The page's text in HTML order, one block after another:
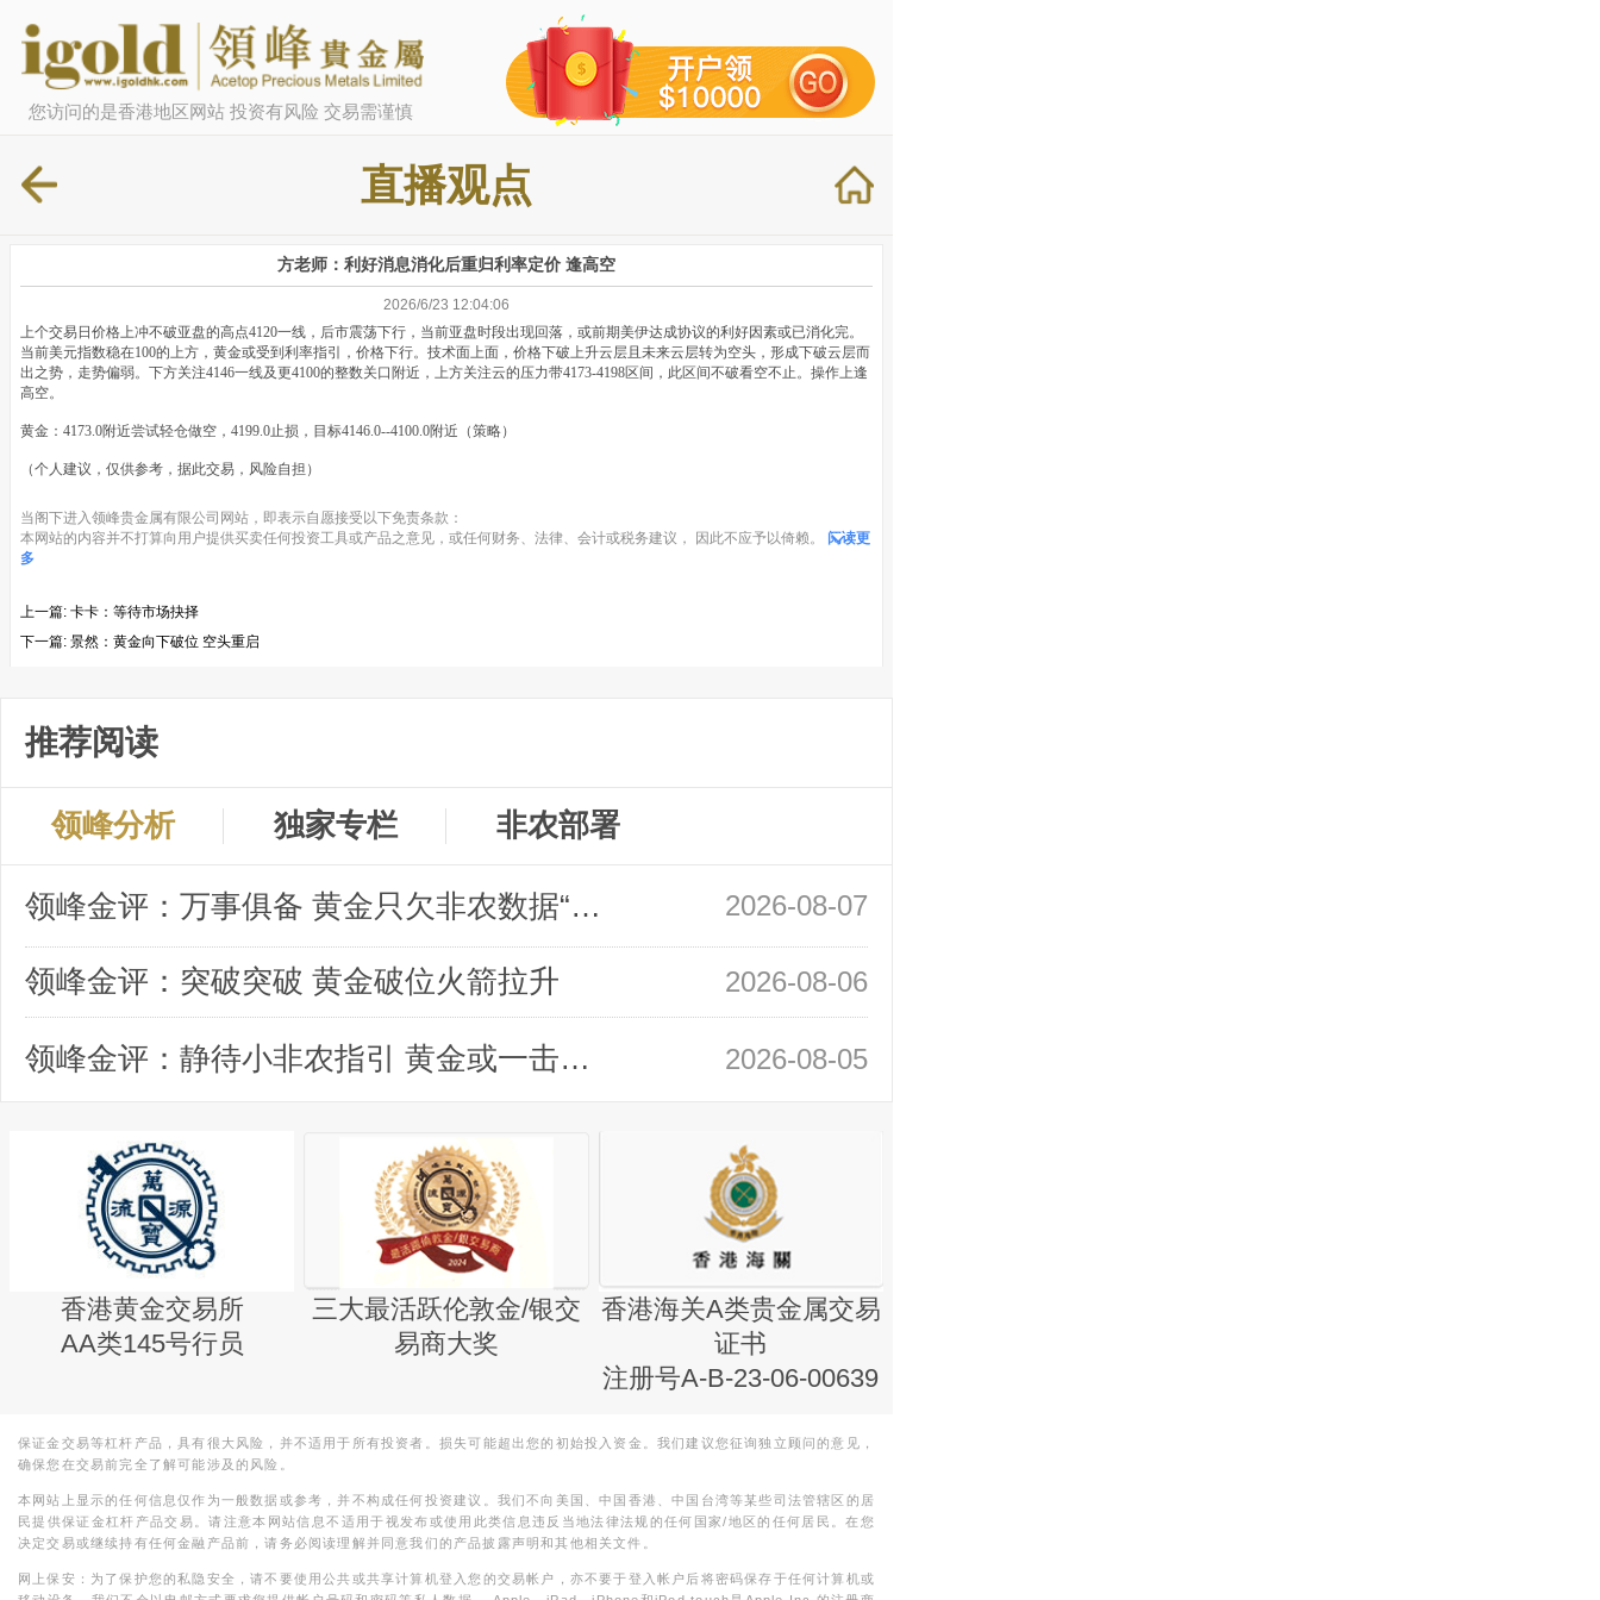
您访问的是香港地区网站 投资有风险 交易需谨慎
直播观点
方老师：利好消息消化后重归利率定价 逢高空
2026/6/23 12:04:06
上个交易日价格上冲不破亚盘的高点4120一线，后市震荡下行，当前亚盘时段出现回落，或前期美伊达成协议的利好因素或已消化完。
当前美元指数稳在100的上方，黄金或受到利率指引，价格下行。技术面上面，价格下破上升云层且未来云层转为空头，形成下破云层而
出之势，走势偏弱。下方关注4146一线及更4100的整数关口附近，上方关注云的压力带4173-4198区间，此区间不破看空不止。操作上逢
高空。
黄金：4173.0附近尝试轻仓做空，4199.0止损，目标4146.0--4100.0附近（策略）
（个人建议，仅供参考，据此交易，风险自担）
当阁下进入领峰贵金属有限公司网站，即表示自愿接受以下免责条款：
本网站的内容并不打算向用户提供买卖任何投资工具或产品之意见，或任何财务、法律、会计或税务建议， 因此不应予以倚赖。
阅读更
多
上一篇: 卡卡：等待市场抉择
下一篇: 景然：黄金向下破位 空头重启
推荐阅读
领峰分析 独家专栏 非农部署
领峰金评：万事俱备 黄金只欠非农数据“东风” 2026-08-07
领峰金评：突破突破 黄金破位火箭拉升 2026-08-06
领峰金评：静待小非农指引 黄金或一击破局 2026-08-05
香港黄金交易所
AA类145号行员
三大最活跃伦敦金/银交
易商大奖
香港海关A类贵金属交易
证书
注册号A-B-23-06-00639
保证金交易等杠杆产品，具有很大风险，并不适用于所有投资者。损失可能超出您的初始投入资金。我们建议您征询独立顾问的意见，
确保您在交易前完全了解可能涉及的风险。
本网站上显示的任何信息仅作为一般数据或参考，并不构成任何投资建议。我们不向美国、中国香港、中国台湾等某些司法管辖区的居
民提供保证金杠杆产品交易。请注意本网站信息不适用于视发布或使用此类信息违反当地法律法规的任何国家/地区的任何居民。在您
决定交易或继续持有任何金融产品前，请务必阅读理解并同意我们的产品披露声明和其他相关文件。
网上保安：为了保护您的私隐安全，请不要使用公共或共享计算机登入您的交易帐户，亦不要于登入帐户后将密码保存于任何计算机或